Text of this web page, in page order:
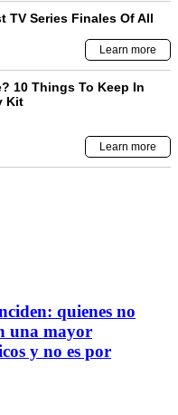
quienes no
una mayor
y no es por